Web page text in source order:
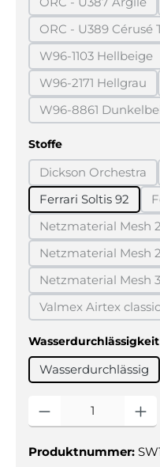
(Diese
ORC - U389 Cérusé
(Diese
W96-1103 Hellbeige
(Diese
W96-2171 Hellgrau
(Diese
W96-8861
(Diese
Stoffeauswählen
Dickson Orchestra
(Diese
Ferrari Soltis 92
Netzmaterial Mesh
(Diese
Netzmaterial Mesh
(Diese
Netzmaterial Mesh
(Diese
Valmex Airtex classic
(Diese
Wasserdurchlässigkeit
Wasserdurchlässig
Produkt Anzahl: Gib
Produktnummer: